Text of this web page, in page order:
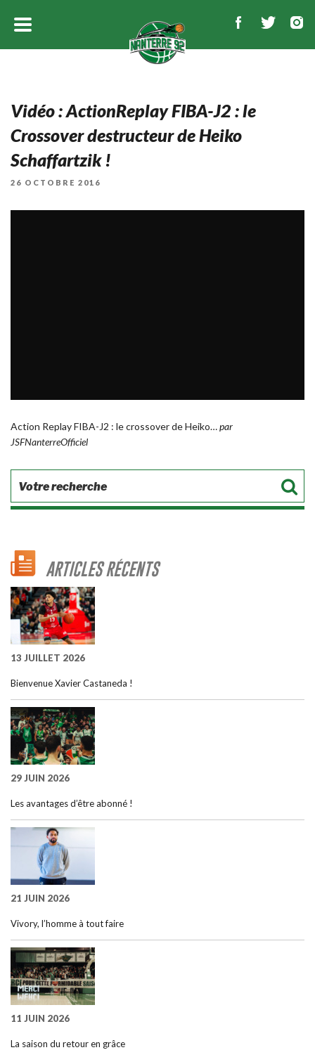
Vidéo : ActionReplay FIBA-J2 : le
Crossover destructeur de Heiko
Schaffartzik !
PUBLIÉ
26 OCTOBRE 2016
Action Replay FIBA-J2 : le crossover de Heiko…par
JSFNanterreOfficiel
ARTICLES RÉCENTS
13 JUILLET 2026
Bienvenue Xavier Castaneda !
29 JUIN 2026
Les avantages d’être abonné !
21 JUIN 2026
Vivory, l’homme à tout faire
11 JUIN 2026
La saison du retour en grâce